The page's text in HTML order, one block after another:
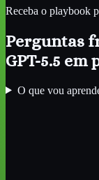
Receba o playbook
Perguntas
GPT-5.5 em
O que vou